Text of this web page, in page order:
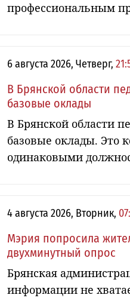
профессиональным
6 августа 2026, Четверг,
В Брянской области
базовые оклады
В Брянской области
базовые оклады. Это
одинаковыми
4 августа 2026, Вторник,
Мэрия попросила
двухминутный опрос
Брянская
информации не